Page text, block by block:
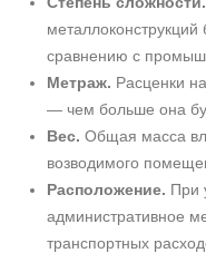
сравнению с
Метраж. Расценки
— чем больше она
Вес. Общая масса
возводимого
Расположение. При
административное
транспортных